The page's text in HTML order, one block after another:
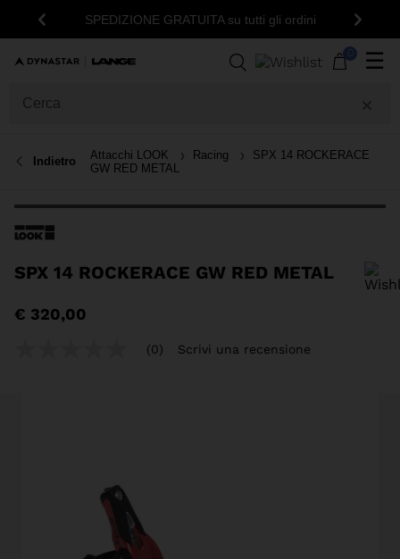
IndietroSPEDIZIONE GRATUITA su tutti gli ordini Avanti
☰
Indietro Attacchi LOOK Racing
SPX 14 ROCKERACE
GW RED METAL
SPX 14 ROCKERACE GW RED METAL
€ 320,00
(0) Scrivi una recensione